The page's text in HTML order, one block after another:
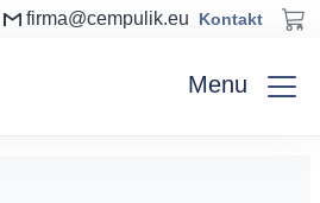
firma@cempulik.eu Kontakt
Menu